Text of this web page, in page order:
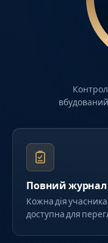
Повний журнал
Кожна дія
доступна для